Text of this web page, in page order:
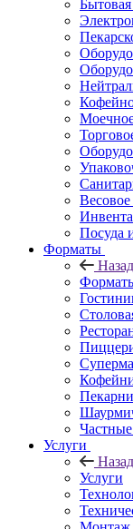
Посуда
Форматы
Назад
Пекарни
Услуги
Назад
Услуги